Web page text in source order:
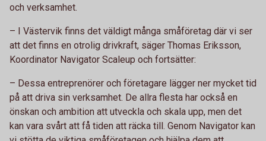
och verksamhet.
– I Västervik finns det väldigt många småföretag där vi ser
att det finns en otrolig drivkraft, säger Thomas Eriksson,
Koordinator Navigator Scaleup och fortsätter:
– Dessa entreprenörer och företagare lägger ner mycket tid
på att driva sin verksamhet. De allra flesta har också en
önskan och ambition att utveckla och skala upp, men det
kan vara svårt att få tiden att räcka till. Genom Navigator kan